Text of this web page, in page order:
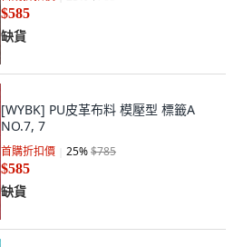
$585
缺貨
[WYBK] PU皮革布料 模壓型 標籤A
NO.7, 7
首購折扣價 25%$785
$585
缺貨